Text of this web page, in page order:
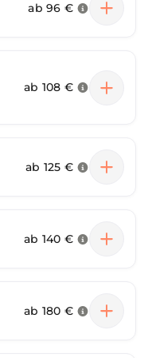
ab 96 €
ab 108 €
ab 125 €
ab 140 €
ab 180 €